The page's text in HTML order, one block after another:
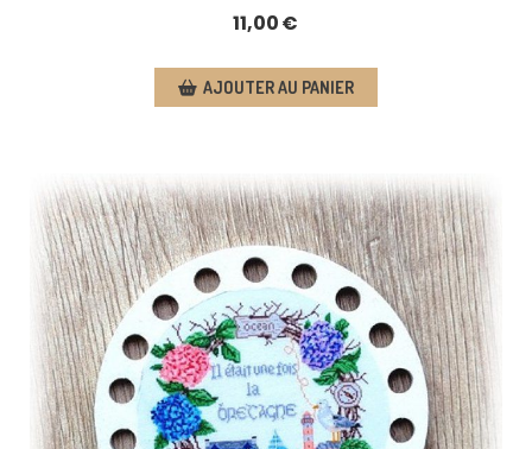
11,00€
AJOUTER AU PANIER